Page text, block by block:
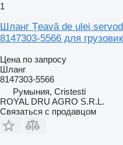
1
Шланг Țeavă de ulei
8147303-5566 для
Цена по запросу
Шланг
8147303-5566
Румыния, Cristesti
ROYAL DRU AGRO S.R.L.
Связаться с продавцом